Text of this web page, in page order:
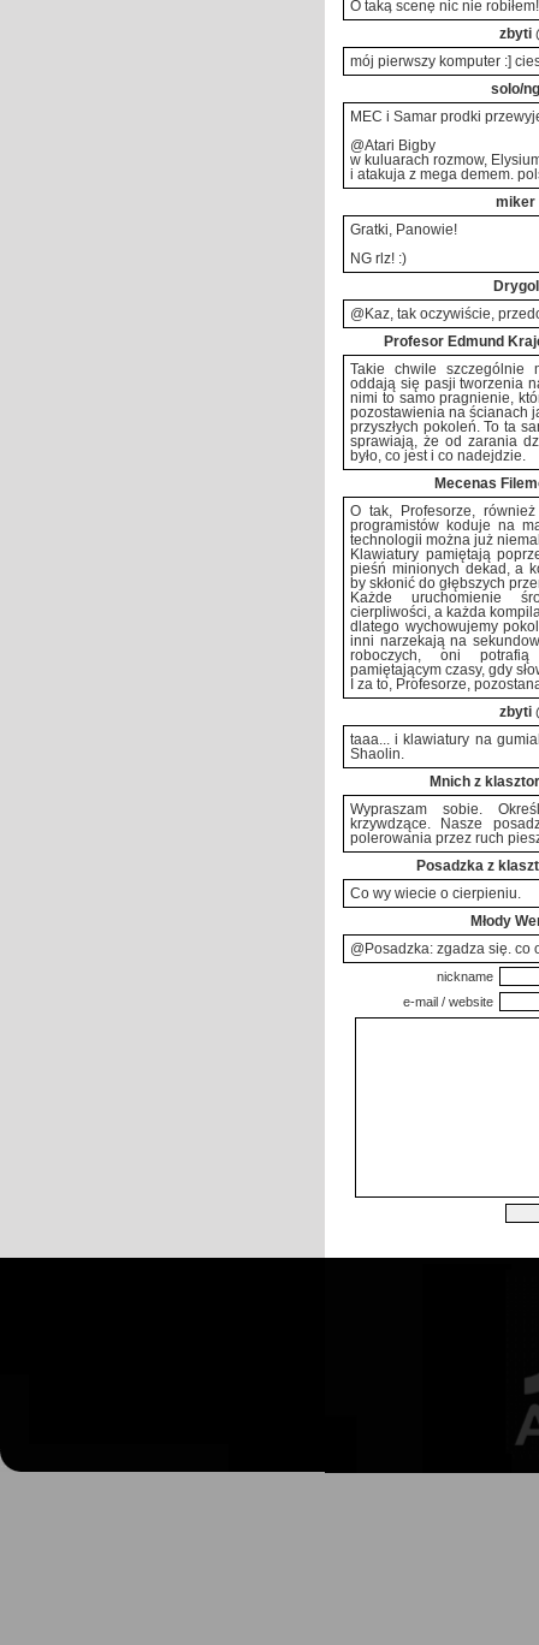
O taką scenę nic nie
zbyti
mój pierwszy komputer :]
solo/ng
MEC i Samar prodki
@Atari Bigby
w kuluarach rozmow,
i atakuja z mega demem.
miker
Gratki, Panowie!
NG rlz! :)
Drygol
@Kaz, tak oczywiście,
Profesor Edmund
Takie chwile szczególnie
oddają się pasji tworzenia
nimi to samo pragnienie,
pozostawienia na ścianach
przyszłych pokoleń. To ta
sprawiają, że od zarania
było, co jest i co nadejdzie.
Mecenas
O tak, Profesorze,
programistów koduje na
technologii można już
Klawiatury pamiętają
pieśń minionych dekad, a
by skłonić do głębszych
Każde uruchomienie
cierpliwości, a każda
dlatego wychowujemy
inni narzekają na
roboczych, oni
pamiętającym czasy, gdy
I za to, Profesorze,
zbyti
taaa... i klawiatury na
Shaolin.
Mnich z
Wypraszam sobie.
krzywdzące. Nasze
polerowania przez ruch
Posadzka z
Co wy wiecie o cierpieniu.
Młody
@Posadzka: zgadza się. co
nickname
e-mail / website